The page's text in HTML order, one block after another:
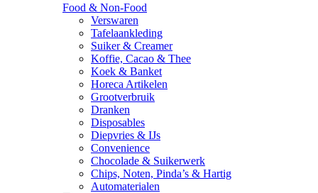
Food & Non-Food
Verswaren
Tafelaankleding
Suiker & Creamer
Koffie, Cacao & Thee
Koek & Banket
Horeca Artikelen
Grootverbruik
Dranken
Disposables
Diepvries & IJs
Convenience
Chocolade & Suikerwerk
Chips, Noten, Pinda’s & Hartig
Automaterialen